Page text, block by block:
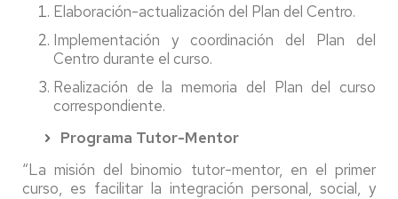
Elaboración-actualización del Plan del Centro.
Implementación y coordinación del Plan del
Centro durante el curso.
Realización de la memoria del Plan del curso
correspondiente.
Programa Tutor-Mentor
“La misión del binomio tutor-mentor, en el primer
curso, es facilitar la integración personal, social, y